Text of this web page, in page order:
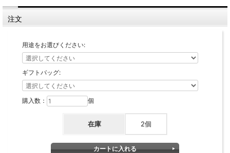
注文
用途をお選びください:
ギフトバッグ:
購入数： 個
在庫 2個